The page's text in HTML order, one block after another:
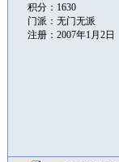
积分：1630
门派：无门无派
注册：2007年1月2日